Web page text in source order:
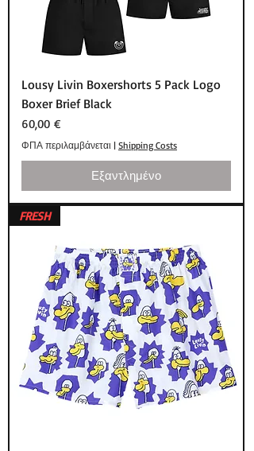
Lousy Livin Boxershorts 5 Pack Logo
Boxer Brief Black
Τιμή
60,00 €
ΦΠΑ περιλαμβάνεται | Shipping Costs
Εξαντλημένο
FRESH